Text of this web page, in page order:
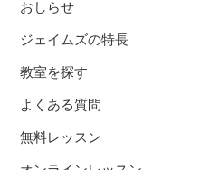
おしらせ
ジェイムズの特長
教室を探す
よくある質問
無料レッスン